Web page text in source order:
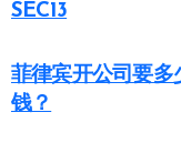
SEC13
菲律宾开公司要多
钱？